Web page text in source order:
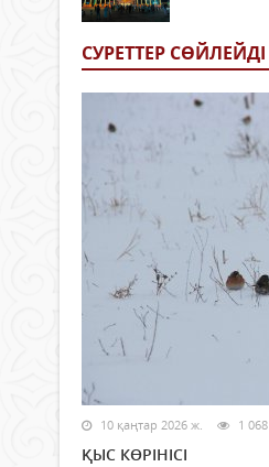
СУРЕТТЕР СӨЙЛЕЙДI
10 қаңтар 2026 ж. 1 068
ҚЫС КӨРІНІСІ